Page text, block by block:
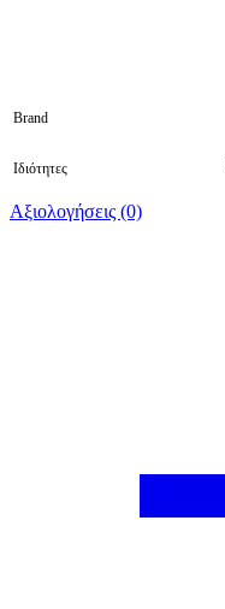
Brand
Ιδιότητες
Αξιολογήσεις (0)